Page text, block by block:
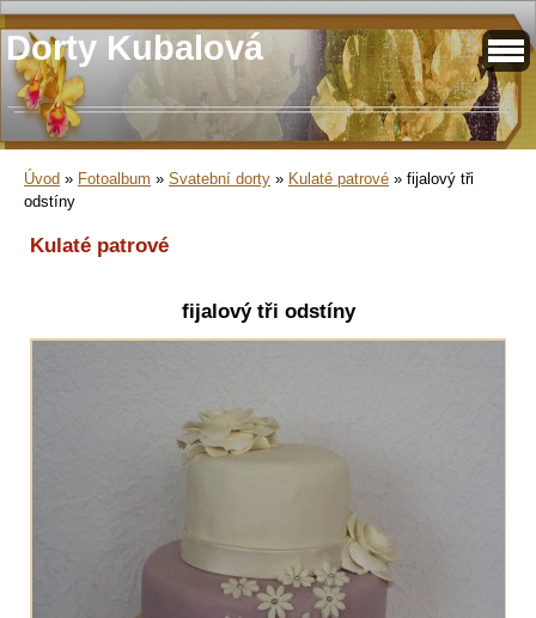
Dorty Kubalová
Úvod » Fotoalbum » Svatební dorty » Kulaté patrové » fijalový tři
odstíny
Kulaté patrové
fijalový tři odstíny